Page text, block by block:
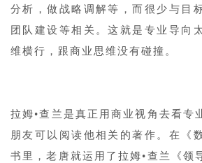
分析，做战略调解等，而很少与目
团队建设等相关。这就是专业导向
维横行，跟商业思维没有碰撞。
拉姆•查兰是真正用商业视角去看专
朋友可以阅读他相关的著作。在《
书里，老唐就运用了拉姆•查兰《领